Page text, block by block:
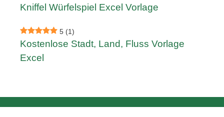
Kniffel Würfelspiel Excel Vorlage
5 (1)
Kostenlose Stadt, Land, Fluss Vorlage
Excel